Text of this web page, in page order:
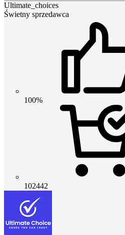
Ultimate_choices
Świetny sprzedawca
100%
102442